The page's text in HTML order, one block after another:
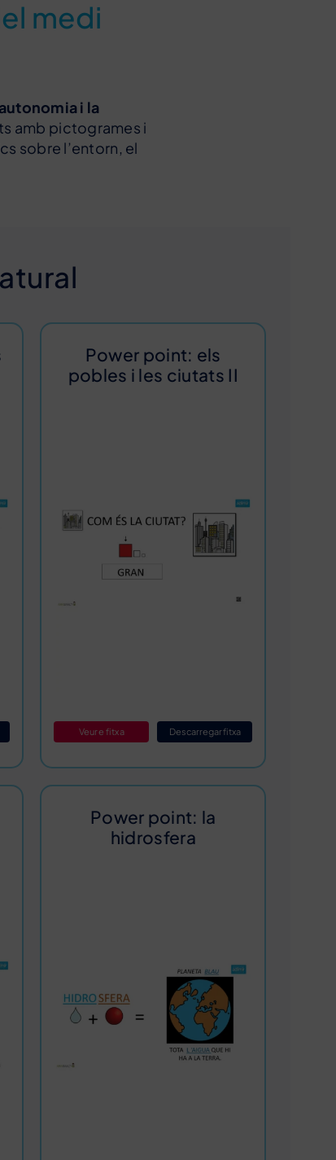
medi
i la
amb pictogrames i
sobre l’entorn, el
Power point: els
pobles i les ciutats II
Veure fitxa Descarregar fitxa
Power point: la
hidrosfera